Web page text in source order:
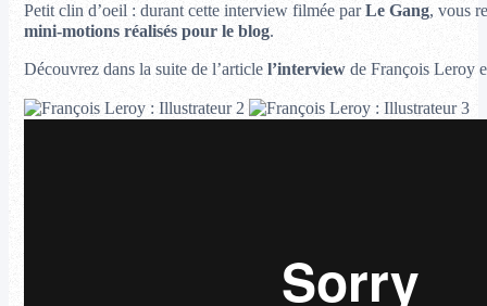
Petit clin d’oeil : durant cette interview filmée parLe Gang, vous
mini-motions réalisés pour le blog.
Découvrez dans la suite de l’article l’interviewde François Leroy